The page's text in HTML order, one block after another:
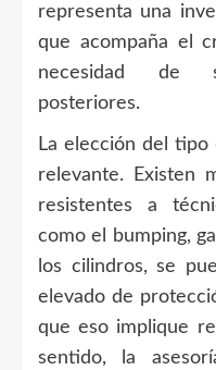
representa una
que acompaña el
necesidad de
posteriores.
La elección del
relevante. Existen
resistentes a
como el bumping,
los cilindros, se
elevado de
que eso implique
sentido, la